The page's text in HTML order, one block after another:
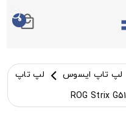
0
لپ تاپ ایسوس
لپ تاپ